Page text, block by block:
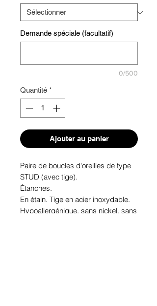
Demande spéciale (facultatif)
0/500
Quantité *
Ajouter au panier
Paire de boucles d'oreilles de type
STUD (avec tige).
Étanches.
En étain. Tige en acier inoxydable.
Hypoallergénique, sans nickel, sans